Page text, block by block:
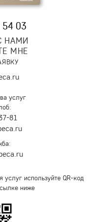
03
НАМИ
МНЕ
услуг
81
используйте QR-код
ниже